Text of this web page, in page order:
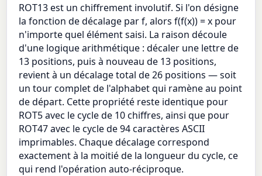
ROT13 est un chiffrement involutif. Si l'on désigne
la fonction de décalage par f, alors f(f(x)) = x pour
n'importe quel élément saisi. La raison découle
d'une logique arithmétique : décaler une lettre de
13 positions, puis à nouveau de 13 positions,
revient à un décalage total de 26 positions — soit
un tour complet de l'alphabet qui ramène au point
de départ. Cette propriété reste identique pour
ROT5 avec le cycle de 10 chiffres, ainsi que pour
ROT47 avec le cycle de 94 caractères ASCII
imprimables. Chaque décalage correspond
exactement à la moitié de la longueur du cycle, ce
qui rend l'opération auto-réciproque.